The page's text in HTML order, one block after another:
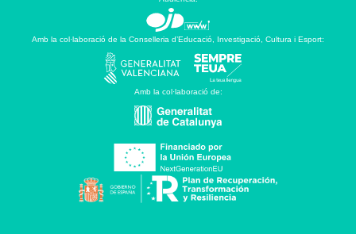
Amb la col·laboració de la Conselleria d’Educació, Investigació, Cultura i Esport:
Amb la col·laboració de: